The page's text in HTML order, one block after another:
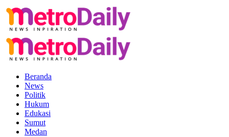
Beranda
News
Politik
Hukum
Edukasi
Sumut
Medan